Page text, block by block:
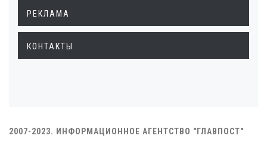
РЕКЛАМА
КОНТАКТЫ
2007-2023. ИНФОРМАЦИОННОЕ АГЕНТСТВО "ГЛАВПОСТ"